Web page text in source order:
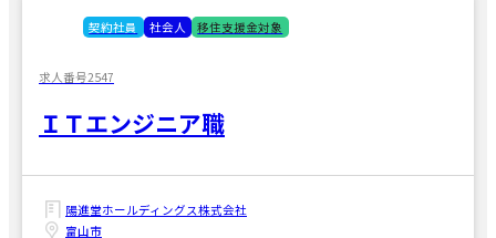
契約社員 社会人 移住支援金対象
求人番号2547
ＩＴエンジニア職
陽進堂ホールディングス株式会社
富山市